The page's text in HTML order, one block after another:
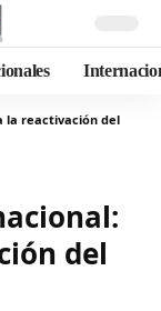
la reactivación del
del